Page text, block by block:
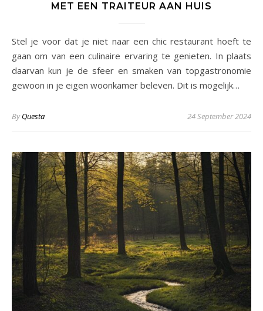
MET EEN TRAITEUR AAN HUIS
Stel je voor dat je niet naar een chic restaurant hoeft te
gaan om van een culinaire ervaring te genieten. In plaats
daarvan kun je de sfeer en smaken van topgastronomie
gewoon in je eigen woonkamer beleven. Dit is mogelijk…
ByQuesta 24 September 2024